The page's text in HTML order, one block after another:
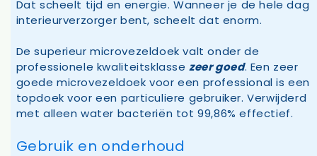
Dat scheelt tijd en energie. Wanneer je de hele dag
interieurverzorger bent, scheelt dat enorm.
De superieur microvezeldoek valt onder de
professionele kwaliteitsklassezeer goed. Een zeer
goede microvezeldoek voor een professional is een
topdoek voor een particuliere gebruiker. Verwijderd
met alleen water bacteriën tot 99,86% effectief.
Gebruik en onderhoud